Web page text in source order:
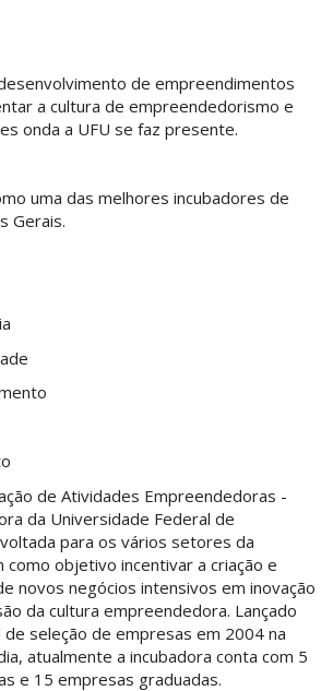
de empreendimentos
a cultura de empreendedorismo e
onda a UFU se faz presente.
uma das melhores incubadores de
Gerais.
de Atividades Empreendedoras -
da Universidade Federal de
para os vários setores da
como objetivo incentivar a criação e
novos negócios intensivos em inovação
da cultura empreendedora. Lançado
seleção de empresas em 2004 na
atualmente a incubadora conta com 5
e 15 empresas graduadas.